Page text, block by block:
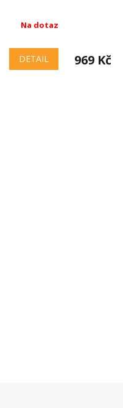
Na dotaz
DETAIL 969 Kč